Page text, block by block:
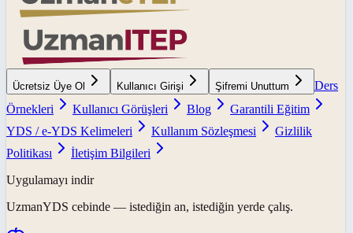
Ücretsiz Üye Ol Kullanıcı Girişi Şifremi Unuttum
Ders
Örnekleri
Kullanıcı Görüşleri Blog
Garantili Eğitim
YDS / e-YDS Kelimeleri
Kullanım Sözleşmesi
Gizlilik
Politikası
İletişim Bilgileri
Uygulamayı indir
UzmanYDS cebinde — istediğin an, istediğin yerde çalış.